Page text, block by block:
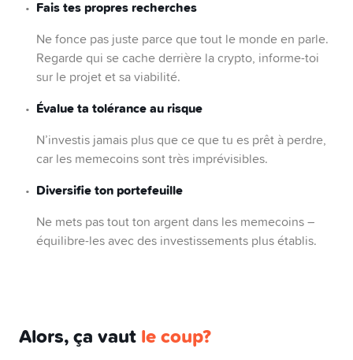
ont disparu. Le prix du jeton a dégringolé de
–anéantissant l’argent de millions
d’investisseurs.
Morale de l’histoire: vérifie toujours avant
semble prometteur qu’il est légitime ou qu’il vaut
la peine d’investir.
Fais tes propres recherches
Ne fonce pas juste parce que tout le monde en parle.
Regarde qui se cache derrière la crypto, informe-toi
sur le projet et sa viabilité.
Évalue ta tolérance au risque
N’investis jamais plus que ce que tu es prêt à perdre,
car les memecoins sont très imprévisibles.
Diversifie ton portefeuille
Ne mets pas tout ton argent dans les memecoins –
équilibre-les avec des investissements plus établis.
Alors, ça vaut le coup?